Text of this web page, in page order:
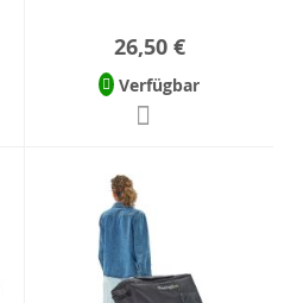
26,50 €
Verfügbar